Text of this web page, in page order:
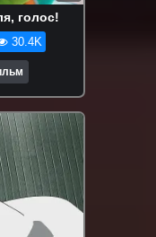
голос!
30.4K